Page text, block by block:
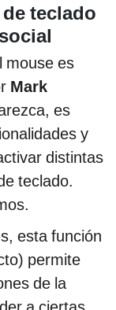
teclado
mouse es
Mark
es
y
distintas
teclado.
esta función
permite
de la